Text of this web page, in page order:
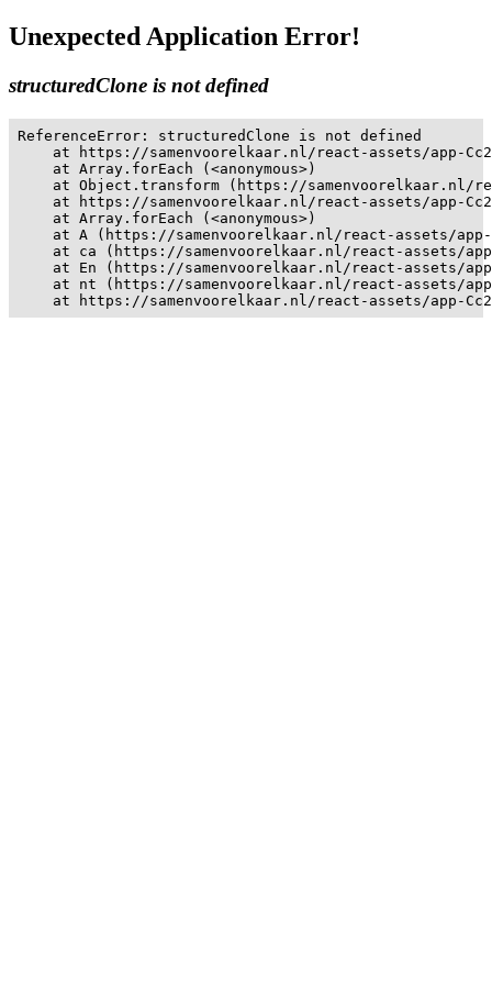
Unexpected Application Error!
structuredClone is not defined
ReferenceError: structuredClone is not defined
at https://samenvoorelkaar.nl/react-assets/app-
    at Array.forEach (<anonymous>)
at Object.transform (https://samenvoorelkaar.nl/
at https://samenvoorelkaar.nl/react-assets/app-
    at Array.forEach (<anonymous>)
at A (https://samenvoorelkaar.nl/react-assets/
at ca (https://samenvoorelkaar.nl/react-assets/
at En (https://samenvoorelkaar.nl/react-assets/
at nt (https://samenvoorelkaar.nl/react-assets/
at https://samenvoorelkaar.nl/react-assets/app-